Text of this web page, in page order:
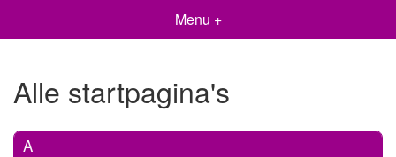
Menu +
Alle startpagina's
A